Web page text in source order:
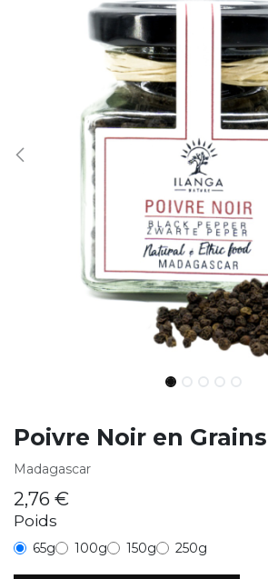
Poivre Noir en Grains
Madagascar
2,76 €
Poids
65g 100g 150g 250g